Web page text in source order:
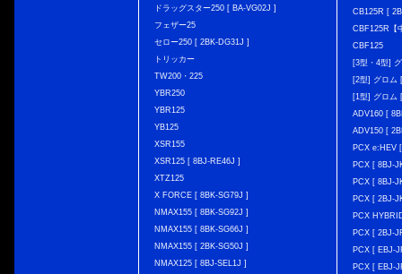
ドラッグスター250 [ BA-VG02J ]
フェザー25
セロー250 [ 2BK-DG31J ]
トリッカー
TW200・225
YBR250
YBR125
YB125
XSR155
XSR125 [ 8BJ-RE46J ]
XTZ125
X FORCE [ 8BK-SG79J ]
NMAX155 [ 8BK-SG92J ]
NMAX155 [ 8BK-SG66J ]
NMAX155 [ 2BK-SG50J ]
NMAX125 [ 8BJ-SEL1J ]
CB125R [
CBF125R【
CBF125
[3型・4型]
[2型] グロム
[1型] グロム
ADV160 [
ADV150 [
PCX e:HEV
PCX [ 8BJ-
PCX [ 8BJ-
PCX [ 2BJ-
PCX
PCX [ 2BJ-
PCX [ EBJ-
PCX [ EBJ-